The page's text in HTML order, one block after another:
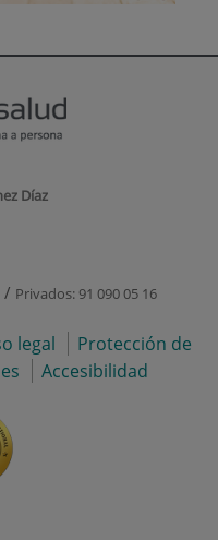
Díaz
/ Privados: 91 090 05 16
legal
Protección de
Accesibilidad